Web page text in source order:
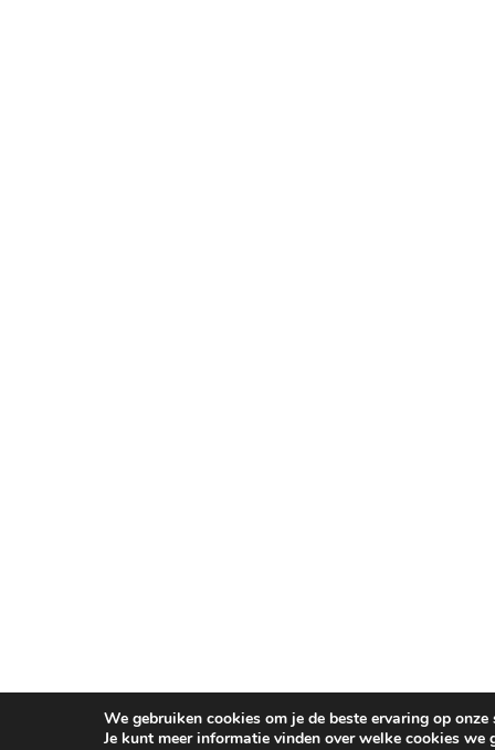
We gebruiken cookies om je de beste ervaring op onze
Je kunt meer informatie vinden over welke cookies